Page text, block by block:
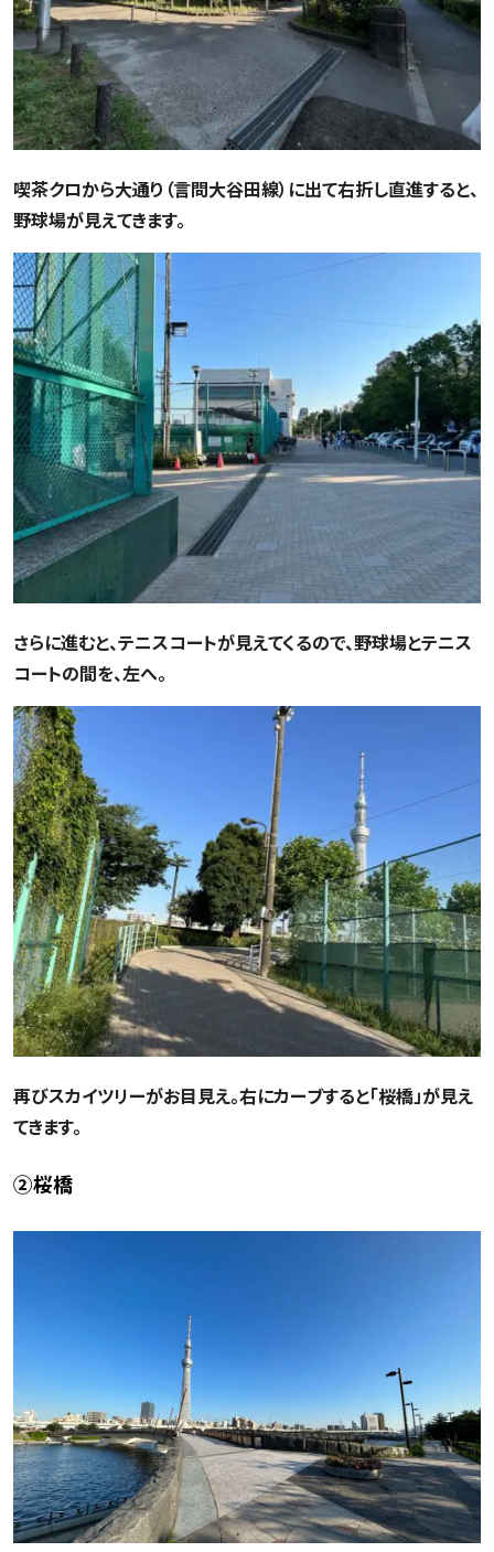
喫茶クロから大通り（言問大谷田線）に出て右折し直進すると、
野球場が見えてきます。
さらに進むと、テニスコートが見えてくるので、野球場とテニス
コートの間を、左へ。
再びスカイツリーがお目見え。右にカーブすると「桜橋」が見え
てきます。
②桜橋